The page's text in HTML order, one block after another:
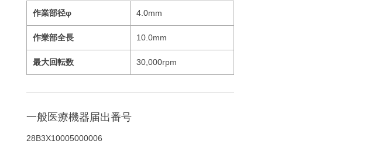
作業部径φ
4.0mm
作業部全長 10.0mm
最大回転数 30,000rpm
一般医療機器届出番号
28B3X10005000006